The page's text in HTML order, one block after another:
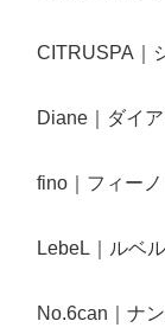
CITRUSPA｜
Diane｜ダイ
fino｜フィー
LebeL｜ルベ
No.6can｜ナ